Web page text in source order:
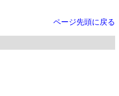
ページ先頭に戻る